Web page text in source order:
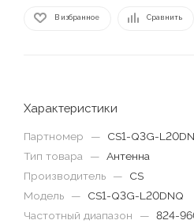
В избранное Сравнить
Характеристики
Партномер —
CS1-Q3G-
Тип товара
— Антенна
Производитель
—
CS
Модель
—
CS1-Q3G-L20DNQ
Частотный диапазон
— 824-